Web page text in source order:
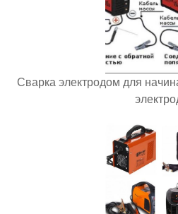
Сварка электродом для